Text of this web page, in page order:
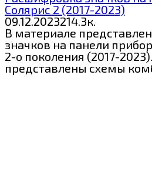
Солярис 2 (2017-2023)
09.12.2023214.3к.
В материале
значков на панели
2-о поколения (2017-
представлены схемы